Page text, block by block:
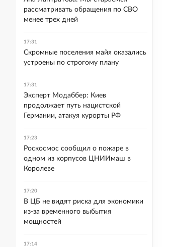
рассматривать обращения по СВО
менее трех дней
17:31
Скромные поселения майя оказались
устроены по строгому плану
17:31
Эксперт Модаббер: Киев
продолжает путь нацистской
Германии, атакуя курорты РФ
17:23
Роскосмос сообщил о пожаре в
одном из корпусов ЦНИИмаш в
Королеве
17:20
В ЦБ не видят риска для экономики
из-за временного выбытия
мощностей
17:14